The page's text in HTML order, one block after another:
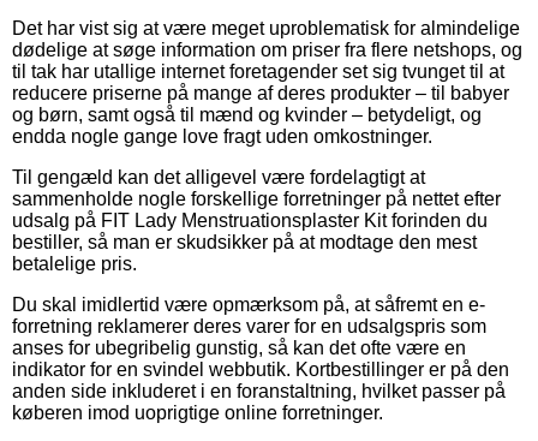
Det har vist sig at være meget uproblematisk for almindelige
dødelige at søge information om priser fra flere netshops, og
til tak har utallige internet foretagender set sig tvunget til at
reducere priserne på mange af deres produkter – til babyer
og børn, samt også til mænd og kvinder – betydeligt, og
endda nogle gange love fragt uden omkostninger.
Til gengæld kan det alligevel være fordelagtigt at
sammenholde nogle forskellige forretninger på nettet efter
udsalg på FIT Lady Menstruationsplaster Kit forinden du
bestiller, så man er skudsikker på at modtage den mest
betalelige pris.
Du skal imidlertid være opmærksom på, at såfremt en e-
forretning reklamerer deres varer for en udsalgspris som
anses for ubegribelig gunstig, så kan det ofte være en
indikator for en svindel webbutik. Kortbestillinger er på den
anden side inkluderet i en foranstaltning, hvilket passer på
køberen imod uoprigtige online forretninger.